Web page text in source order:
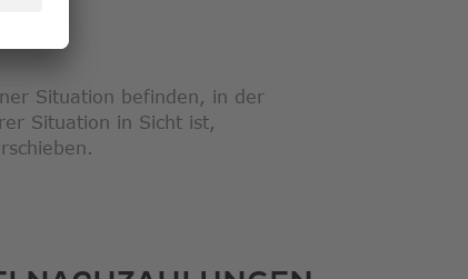
Situation befinden, in der
Situation in Sicht ist,